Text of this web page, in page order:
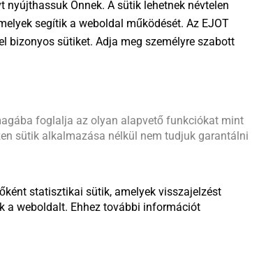
EJOT Micro Screws
Termék megtekintése
Önnek. A sütik lehetnek névtelen
segítik a weboldal működését. Az EJOT
bizonyos sütiket. Adja meg személyre szabott
foglalja az olyan alapvető funkciókat mint
sütik alkalmazása nélkül nem tudjuk garantálni
statisztikai sütik, amelyek visszajelzést
a weboldalt. Ehhez további információt